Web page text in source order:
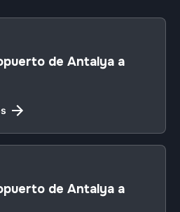
de Antalya a
de Antalya a